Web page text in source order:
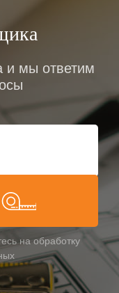
и мы ответим
на обработку